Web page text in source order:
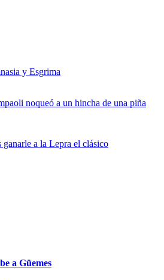
y Esgrima
noqueó a un hincha de una piña
a la Lepra el clásico
a Güemes